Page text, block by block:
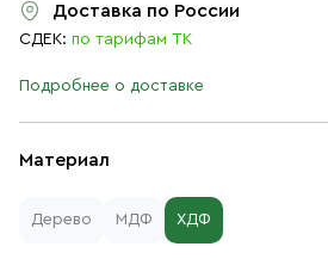
Материал
Дерево МДФ ХДФ
Доставка по России
СДЕК: по тарифам ТК
Подробнее о доставке